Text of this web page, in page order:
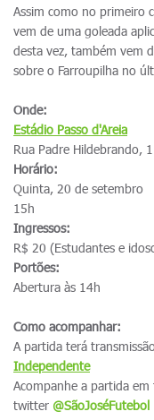
Assim como no primeiro
vem de uma goleada
desta vez, também vem
sobre o Farroupilha no
Onde:
Estádio Passo d'Areia
Rua Padre Hildebrando,
Horário:
Quinta, 20 de setembro
15h
Ingressos:
R$ 20 (Estudantes e
Portões:
Abertura às 14h
Como acompanhar:
A partida terá
Independente
Acompanhe a partida
twitter @SãoJoséFutebol